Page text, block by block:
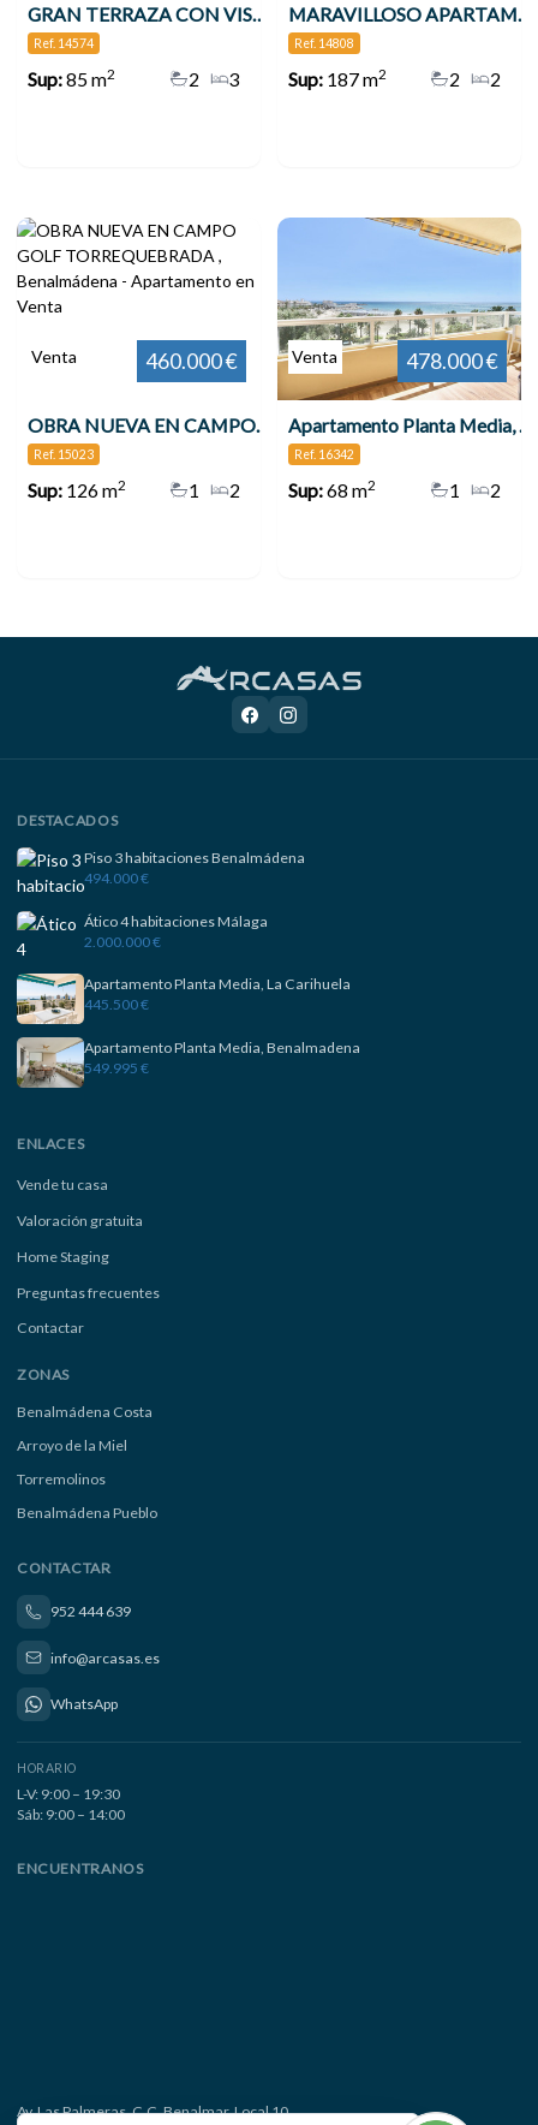
GRAN TERRAZA CON VISTAS AL MAR 3 DORMITORIOS TORREQUEBRADA!! , Benalmádena
Ref. 14574
Sup:85 m2 3
2
MARAVILLOSO APARTAMENTO EN LA COSTA DEL SOL , Benalmádena
Ref. 14808
Sup:187 m2 2
2
Venta 460.000 €
OBRA NUEVA EN CAMPO GOLF TORREQUEBRADA , Benalmádena
Ref. 15023
Sup:126 m2 2
1
Venta 478.000 €
Apartamento Planta Media, Benalmadena
Ref. 16342
Sup:68 m2 2
1
DESTACADOS
Piso 3 habitaciones Benalmádena
494.000 €
Ático 4 habitaciones Málaga
2.000.000 €
Apartamento Planta Media, La Carihuela
445.500 €
Apartamento Planta Media, Benalmadena
549.995 €
ENLACES
Vende tu casa
Valoración gratuita
Home Staging
Preguntas frecuentes
Contactar
ZONAS
Benalmádena Costa
Arroyo de la Miel
Torremolinos
Benalmádena Pueblo
CONTACTAR
952 444 639
info@arcasas.es
WhatsApp
HORARIO
L-V: 9:00 – 19:30
Sáb: 9:00 – 14:00
ENCUENTRANOS
Av. Las Palmeras, C.C. Benalmar, Local 10